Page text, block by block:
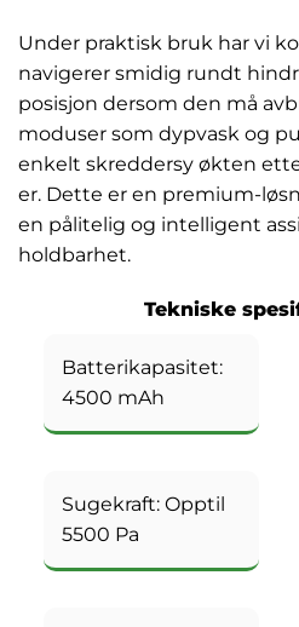
Under praktisk bruk har vi
navigerer smidig rundt
posisjon dersom den må
moduser som dypvask og
enkelt skreddersy økten
er. Dette er en premium-
en pålitelig og intelligent
holdbarhet.
Tekniske
Batterikapasitet:
4500 mAh
Sugekraft: Opptil
5500 Pa